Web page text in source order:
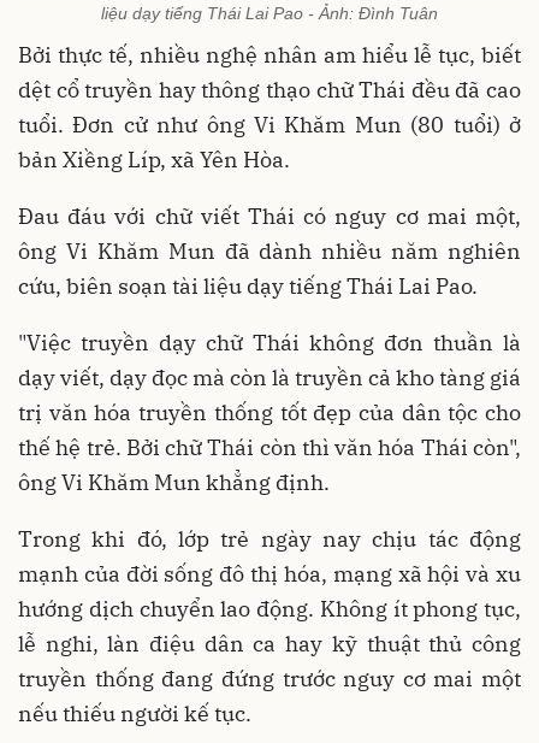
liệu dạy tiếng Thái Lai Pao - Ảnh: Đình Tuân
Bởi thực tế, nhiều nghệ nhân am hiểu lễ tục, biết
dệt cổ truyền hay thông thạo chữ Thái đều đã cao
tuổi. Đơn cử như ông Vi Khăm Mun (80 tuổi) ở
bản Xiềng Líp, xã Yên Hòa.
Đau đáu với chữ viết Thái có nguy cơ mai một,
ông Vi Khăm Mun đã dành nhiều năm nghiên
cứu, biên soạn tài liệu dạy tiếng Thái Lai Pao.
"Việc truyền dạy chữ Thái không đơn thuần là
dạy viết, dạy đọc mà còn là truyền cả kho tàng giá
trị văn hóa truyền thống tốt đẹp của dân tộc cho
thế hệ trẻ. Bởi chữ Thái còn thì văn hóa Thái còn",
ông Vi Khăm Mun khẳng định.
Trong khi đó, lớp trẻ ngày nay chịu tác động
mạnh của đời sống đô thị hóa, mạng xã hội và xu
hướng dịch chuyển lao động. Không ít phong tục,
lễ nghi, làn điệu dân ca hay kỹ thuật thủ công
truyền thống đang đứng trước nguy cơ mai một
nếu thiếu người kế tục.